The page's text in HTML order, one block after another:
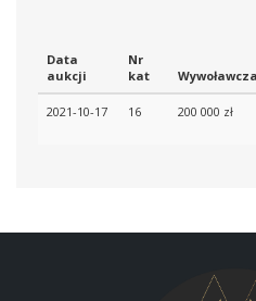
Data
aukcji
Nr
kat
Wywoławcza
2021-10-17 16 200 000 zł